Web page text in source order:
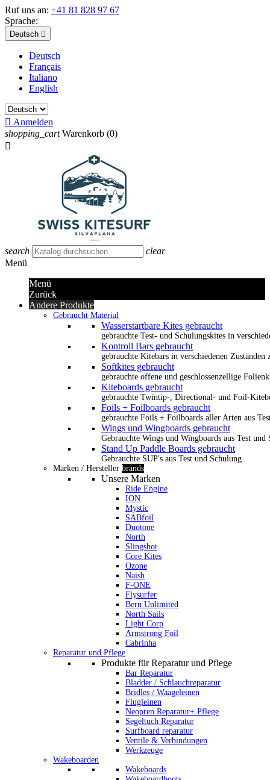
Ruf uns an: +41 81 828 97 67
Sprache:
Deutsch 
Deutsch
Français
Italiano
English
 Anmelden
shopping_cart Warenkorb (0)

search
clear
Menü
Menü
Zurück
Andere Produkte
Gebraucht Material
Wasserstartbare Kites gebraucht
gebrauchte Test- und Schulungskites in
Kontroll Bars gebraucht
gebrauchte Kitebars in verschiedenen Zuständen
Softkites gebraucht
gebrauchte offene und geschlossenzellige
Kiteboards gebraucht
gebrauchte Twintip-, Directional- und Foil-
Foils + Foilboards gebraucht
gebrauchte Foils + Foilboards aller Arten aus
Wings und Wingboards gebraucht
Gebrauchte Wings und Wingboards aus Test und
Stand Up Paddle Boards gebraucht
Gebrauchte SUP's aus Test und Schulung
Marken / Hersteller brands
Unsere Marken
Ride Engine
ION
Mystic
SABfoil
Duotone
North
Slingshot
Core Kites
Ozone
Naish
F-ONE
Flysurfer
Bern Unlimited
North Sails
Light Corp
Armstrong Foil
Cabrinha
Reparatur und Pflege
Produkte für Reparatur und Pflege
Bar Reparatur
Bladder / Schlauchreparatur
Bridles / Waageleinen
Flugleinen
Neopren Reparatur+ Pflege
Segeltuch Reparatur
Surfboard reparatur
Ventile & Verbindungen
Werkzeuge
Wakeboarden
Wakeboards